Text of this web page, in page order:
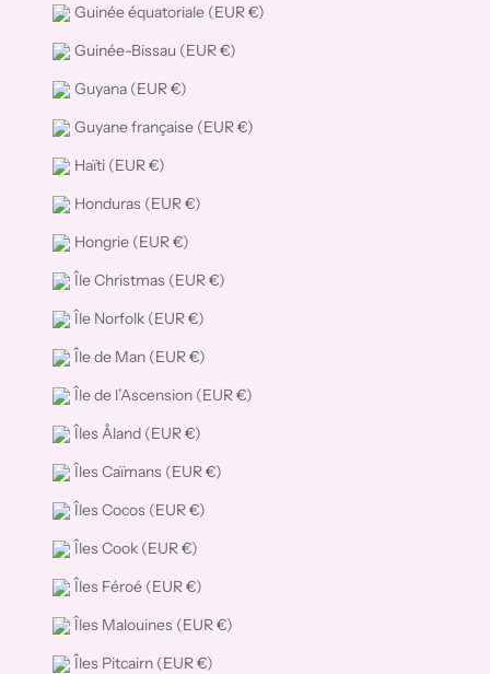
Guinée équatoriale (EUR €)
Guinée-Bissau (EUR €)
Guyana (EUR €)
Guyane française (EUR €)
Haïti (EUR €)
Honduras (EUR €)
Hongrie (EUR €)
Île Christmas (EUR €)
Île Norfolk (EUR €)
Île de Man (EUR €)
Île de l’Ascension (EUR €)
Îles Åland (EUR €)
Îles Caïmans (EUR €)
Îles Cocos (EUR €)
Îles Cook (EUR €)
Îles Féroé (EUR €)
Îles Malouines (EUR €)
Îles Pitcairn (EUR €)